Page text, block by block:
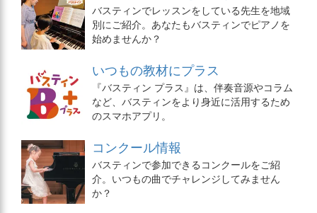
バスティンでレッスンをしている先生を地域
別にご紹介。あなたもバスティンでピアノを
始めませんか？
いつもの教材にプラス
『バスティン プラス』は、伴奏音源やコラム
など、バスティンをより身近に活用するため
のスマホアプリ。
コンクール情報
バスティンで参加できるコンクールをご紹
介。いつもの曲でチャレンジしてみません
か？